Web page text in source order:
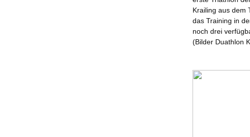
Krailing aus dem
das Training in
noch drei
(Bilder Duathlon